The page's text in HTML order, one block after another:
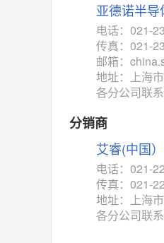
亚德诺半
电话：021-
传真：021-
邮箱：
地址：上海
各分公司联
分销商
艾睿(中国
电话：021-
传真：021-
地址：上海
各分公司联